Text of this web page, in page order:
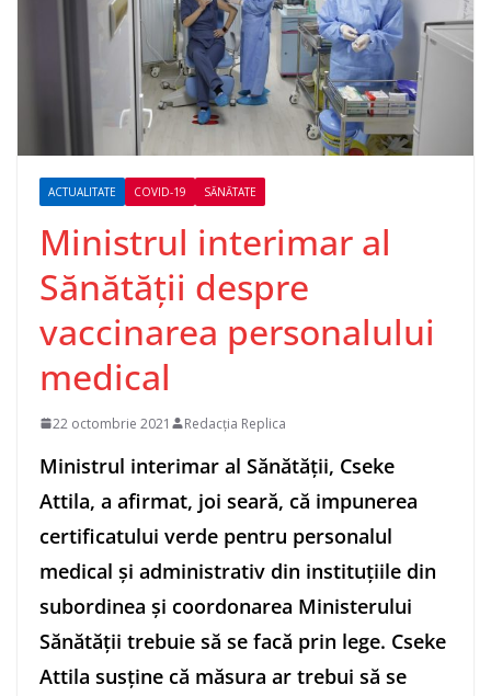
ACTUALITATE COVID-19 SĂNĂTATE
Ministrul interimar al
Sănătății despre
vaccinarea personalului
medical
22 octombrie 2021 Redacția Replica
Ministrul interimar al Sănătăţii, Cseke
Attila, a afirmat, joi seară, că impunerea
certificatului verde pentru personalul
medical şi administrativ din instituţiile din
subordinea şi coordonarea Ministerului
Sănătăţii trebuie să se facă prin lege. Cseke
Attila susţine că măsura ar trebui să se